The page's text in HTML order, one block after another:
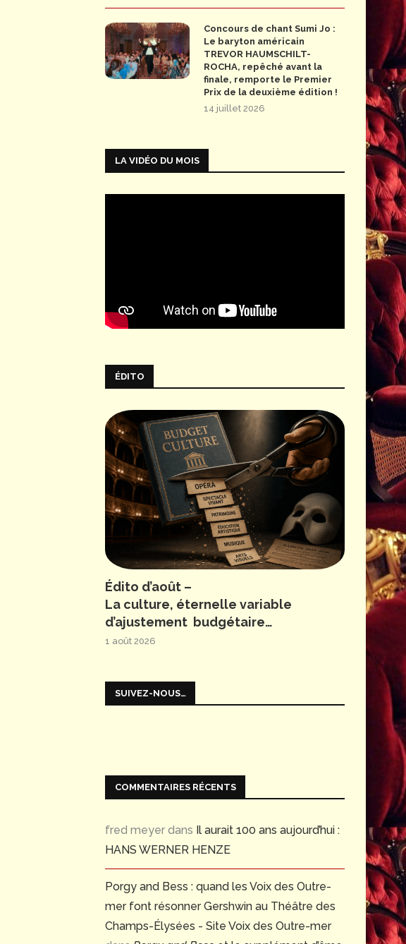
Concours de chant Sumi Jo :
Le baryton américain
TREVOR HAUMSCHILT-
ROCHA, repêché avant la
finale, remporte le Premier
Prix de la deuxième édition !
14 juillet 2026
LA VIDÉO DU MOIS
ÉDITO
Édito d’août –
La culture, éternelle variable
d’ajustement budgétaire…
1 août 2026
SUIVEZ-NOUS…
COMMENTAIRES RÉCENTS
fred meyer dans Il aurait 100 ans aujourd’hui :
HANS WERNER HENZE
Porgy and Bess : quand les Voix des Outre-
mer font résonner Gershwin au Théâtre des
Champs-Élysées - Site Voix des Outre-mer